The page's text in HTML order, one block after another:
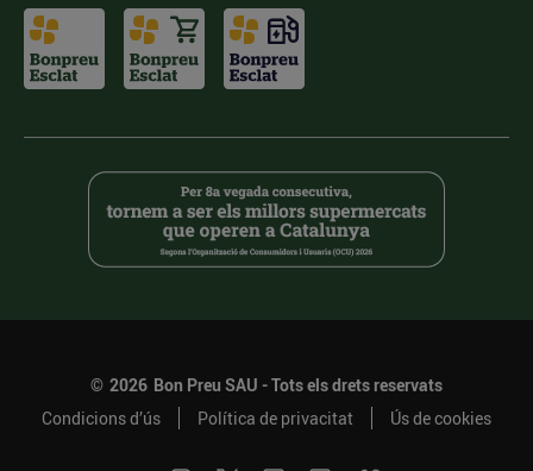
© 2026 Bon Preu SAU - Tots els drets reservats
Condicions d’ús
Política de privacitat Ús de cookies